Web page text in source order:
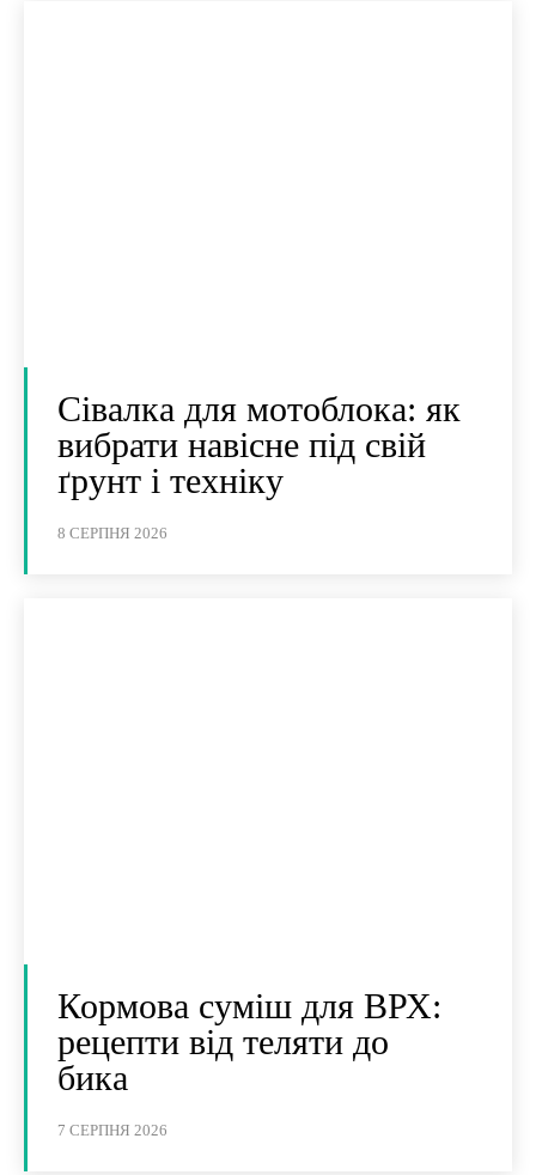
Сівалка для мотоблока: як
вибрати навісне під свій
ґрунт і техніку
8 СЕРПНЯ 2026
Кормова суміш для ВРХ:
рецепти від теляти до
бика
7 СЕРПНЯ 2026